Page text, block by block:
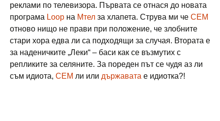
реклами по телевизора. Първата се отнася до новата
програма Loop на Мтел за хлапета. Струва ми че СЕМ
отново нищо не прави при положение, че злобните
стари хора едва ли са подходящи за случая. Втората е
за наденичките „Леки“ – баси как се възмутих с
репликите за селяните. За пореден път се чудя аз ли
съм идиота, СЕМ ли или държавата е идиотка?!